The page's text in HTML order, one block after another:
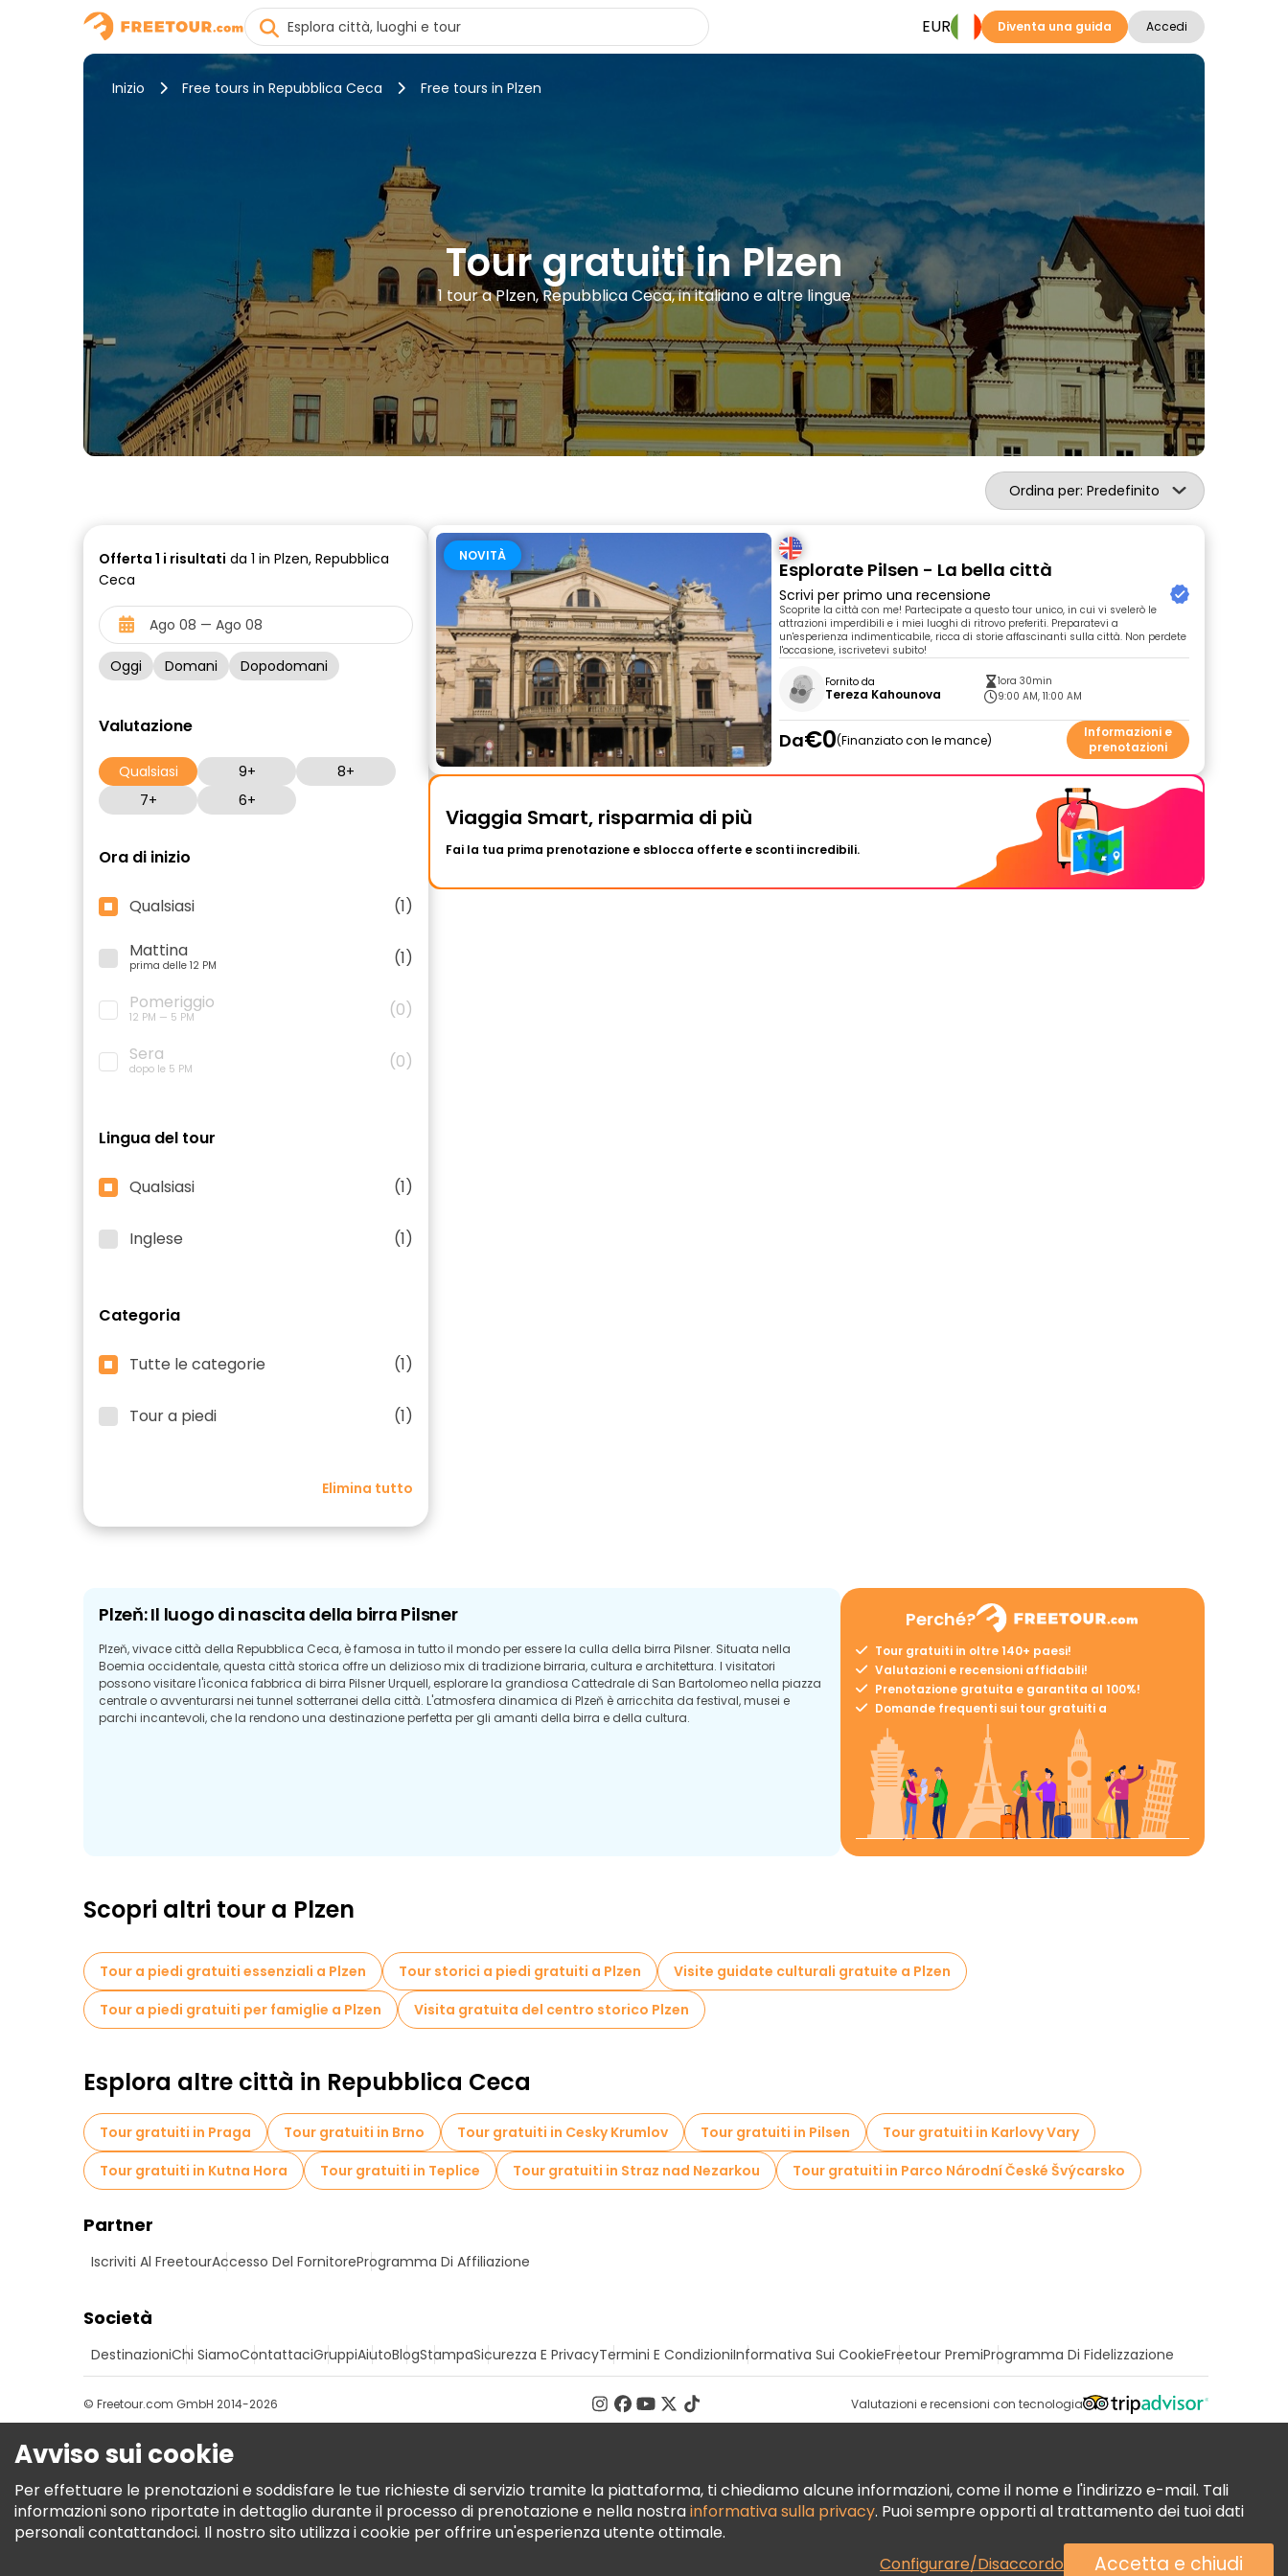
EUR Diventa una guida Accedi
Inizio Free tours in Repubblica Ceca Free tours in Plzen
Tour gratuiti in Plzen
1 tour a Plzen, Repubblica Ceca, in italiano e altre lingue
Ordina per: Predefinito
Offerta 1 i risultati da 1 in Plzen, Repubblica
Ceca
Oggi Domani Dopodomani
Valutazione
Qualsiasi 9+
8+
7+
6+
Ora di inizio
Qualsiasi
(1)
Mattina
prima delle 12 PM
(1)
Pomeriggio
12 PM — 5 PM
(0)
Sera
dopo le 5 PM (0)
Lingua del tour
Qualsiasi (1)
Inglese (1)
Categoria
Tutte le categorie (1)
Tour a piedi (1)
Elimina tutto
NOVITÀ
Esplorate Pilsen - La bella città
Scrivi per primo una recensione
Scoprite la città con me! Partecipate a questo tour unico, in cui vi svelerò le
attrazioni imperdibili e i miei luoghi di ritrovo preferiti. Preparatevi a
un'esperienza indimenticabile, ricca di storie affascinanti sulla città. Non perdete
l'occasione, iscrivetevi subito!
Fornito da
Tereza Kahounova
1ora 30min
9:00 AM, 11:00 AM
Da€0 Finanziato con le mance
Informazioni e
prenotazioni
Viaggia Smart, risparmia di più
Fai la tua prima prenotazione e sblocca offerte e sconti incredibili.
Plzeň: Il luogo di nascita della birra Pilsner
Plzeň, vivace città della Repubblica Ceca, è famosa in tutto il mondo per essere la culla della birra Pilsner. Situata nella
Boemia occidentale, questa città storica offre un delizioso mix di tradizione birraria, cultura e architettura. I visitatori
possono visitare l'iconica fabbrica di birra Pilsner Urquell, esplorare la grandiosa Cattedrale di San Bartolomeo nella piazza
centrale o avventurarsi nei tunnel sotterranei della città. L'atmosfera dinamica di Plzeň è arricchita da festival, musei e
parchi incantevoli, che la rendono una destinazione perfetta per gli amanti della birra e della cultura.
Perché?
Tour gratuiti in oltre 140+ paesi!
Valutazioni e recensioni affidabili!
Prenotazione gratuita e garantita al 100%!
Domande frequenti sui tour gratuiti a
Scopri altri tour a Plzen
Tour a piedi gratuiti essenziali a Plzen Tour storici a piedi gratuiti a Plzen
Visite guidate culturali gratuite a Plzen
Tour a piedi gratuiti per famiglie a Plzen
Visita gratuita del centro storico Plzen
Esplora altre città in Repubblica Ceca
Tour gratuiti in Praga Tour gratuiti in Brno Tour gratuiti in Cesky Krumlov Tour gratuiti in Pilsen
Tour gratuiti in Karlovy Vary
Tour gratuiti in Kutna Hora
Tour gratuiti in Teplice Tour gratuiti in Straz nad Nezarkou Tour gratuiti in Parco Národní České Švýcarsko
Partner
Iscriviti Al FreetourAccesso Del FornitoreProgramma Di Affiliazione
Società
DestinazioniChi SiamoContattaciGruppiAiutoBlogStampaSicurezza E PrivacyTermini E CondizioniInformativa Sui CookieFreetour PremiProgramma Di Fidelizzazione
Valutazioni e recensioni con tecnologia
© Freetour.com GmbH 2014-2026
Avviso sui cookie
Per effettuare le prenotazioni e soddisfare le tue richieste di servizio tramite la piattaforma, ti chiediamo alcune informazioni, come il nome e l'indirizzo e-mail. Tali
informazioni sono riportate in dettaglio durante il processo di prenotazione e nella nostrainformativa sulla privacy. Puoi sempre opporti al trattamento dei tuoi dati
personali contattandoci. Il nostro sito utilizza i cookie per offrire un'esperienza utente ottimale.
Configurare/Disaccordo
Accetta e chiudi